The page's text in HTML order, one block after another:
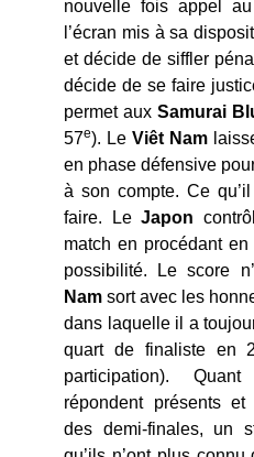
nouvelle fois appel
l’écran mis à sa
et décide de siffler
décide de se faire
permet aux Samurai
57e). Le Viêt Nam
en phase défensive
à son compte. Ce
faire. Le Japon
match en procédant
possibilité. Le score
Nam sort avec les
dans laquelle il a
quart de finaliste en
participation).
répondent présents
des demi-finales, un